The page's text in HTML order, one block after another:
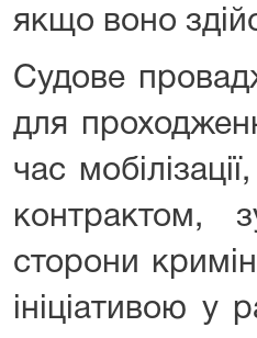
якщо воно
Судове
для
час
контрактом,
сторони
ініціативою у